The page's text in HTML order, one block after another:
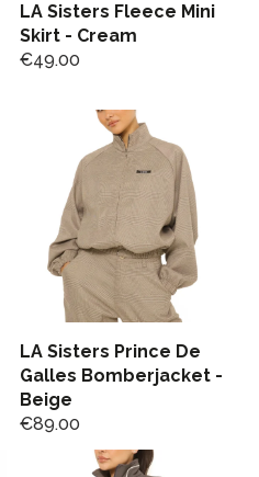
LA Sisters Fleece Mini
Skirt - Cream
€49.00
LA Sisters Prince De
Galles Bomberjacket -
Beige
€89.00